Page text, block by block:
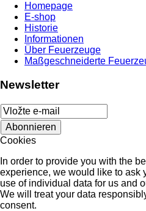
Homepage
E-shop
Historie
Informationen
Über Feuerzeuge
Maßgeschneiderte
Newsletter
Cookies
In order to provide you with the
experience, we would like to ask
use of individual data for us and
We will treat your data
consent.